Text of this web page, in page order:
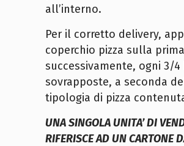
all’interno.
Per il corretto delivery,
coperchio pizza sulla
successivamente, ogni 3/4
sovrapposte, a seconda
tipologia di pizza
UNA SINGOLA UNITA’ DI
RIFERISCE AD UN CARTONE